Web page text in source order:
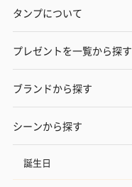
タンプについて
プレゼントを一覧から探す
ブランドから探す
シーンから探す
誕生日